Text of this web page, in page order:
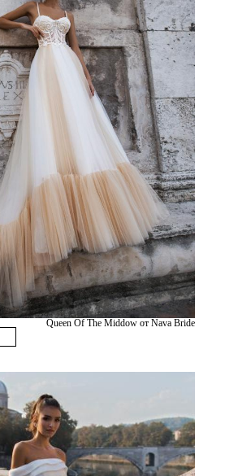
Queen Of The Middow от Nava Bride